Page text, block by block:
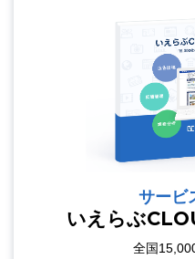
サービ
いえらぶ
全国